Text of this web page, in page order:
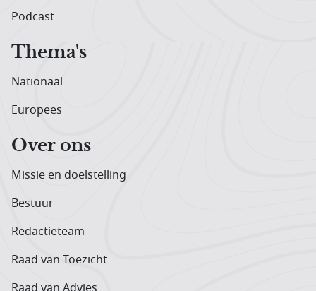
Podcast
Thema's
Nationaal
Europees
Over ons
Missie en doelstelling
Bestuur
Redactieteam
Raad van Toezicht